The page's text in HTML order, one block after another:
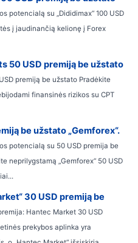
potencialą su „Dididimax“ 100 USD
į jaudinančią kelionę į Forex
50 USD premiją be užstato
premiją be užstato Pradėkite
finansinės rizikos su CPT
be užstato „Gemforex“.
potencialą su 50 USD premija be
neprilygstamą „Gemforex“ 50 USD
30 USD premiją be
Hantec Market 30 USD
prekybos aplinka yra